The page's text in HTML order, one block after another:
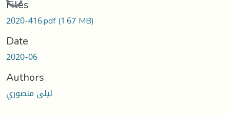
Files
2020-416.pdf(1.67 MB)
Date
2020-06
Authors
ليلى منصوري